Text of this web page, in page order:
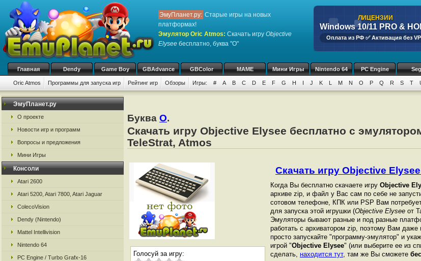
ЭмуПланет.ру: Старые игры на новых
платформах!
Эмулятор Oric Atmos: Скачать игру Objective
Elysee бесплатно, буква "O"
ЛИЦЕНЗИИ
Windows 10/11 PRO &
Оплата из РФ ✅ Активация без
Главная Dendy Game Boy GBAdvance GBColor MAME Мини Игры Nintendo 64 PC Engine
Oric Atmos Программы для запуска игр Рейтинг игр Обзоры Игры: # A B C D E F G H I J K L M N O P Q R S T
ЭмуПланет.ру
О проекте
Новости игр и программ
Вопросы и предложения
Мини Игры
Консоли
Atari 2600
Atari 5200, Atari 7800, Atari Jaguar
ColecoVision
Dendy (Nintendo)
Mattel Intellivision
Nintendo 64
PC Engine / Turbo Grafx-16
Буква O.
Скачать игру Objective Elysee бесплатно с
TeleStrat, Atmos
Голосуй за игру:
Скачать игру Objective
Когда Вы бесплатно скачаете игру Objective
архиве zip, и файл у Вас сам по себе не
сотовом телефоне, КПК или PSP Вам
для запуска этой игрушки (Objective Elysee от
Эмуляторы бывают разные и под разные
работать с архиватором zip, поэтому Вам даже
просто запускайте "программу-эмулятор" и
игрой "Objective Elysee" (или выберите ее из
сделать, находится тут, там же Вы сможете